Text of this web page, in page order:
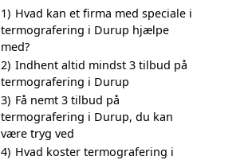
1) Hvad kan et firma med speciale i
termografering i Durup hjælpe
med?
2) Indhent altid mindst 3 tilbud på
termografering i Durup
3) Få nemt 3 tilbud på
termografering i Durup, du kan
være tryg ved
4) Hvad koster termografering i